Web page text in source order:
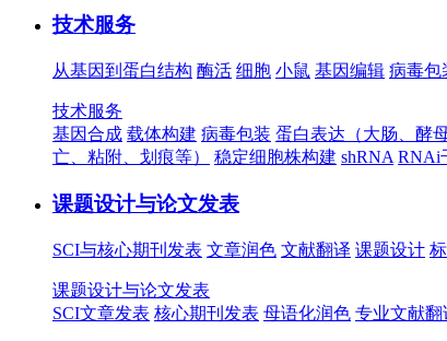
技术服务
从基因到蛋白结构 酶活 细胞 小鼠 基因编辑 病毒包
技术服务
基因合成 载体构建 病毒包装 蛋白表达（大肠、酵
亡、粘附、划痕等）
稳定细胞株构建 shRNA RNAi
课题设计与论文发表
SCI与核心期刊发表 文章润色 文献翻译 课题设计
课题设计与论文发表
SCI文章发表 核心期刊发表 母语化润色 专业文献翻